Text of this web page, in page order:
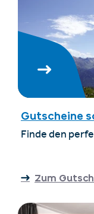
Gutscheine
Finde den
Zum